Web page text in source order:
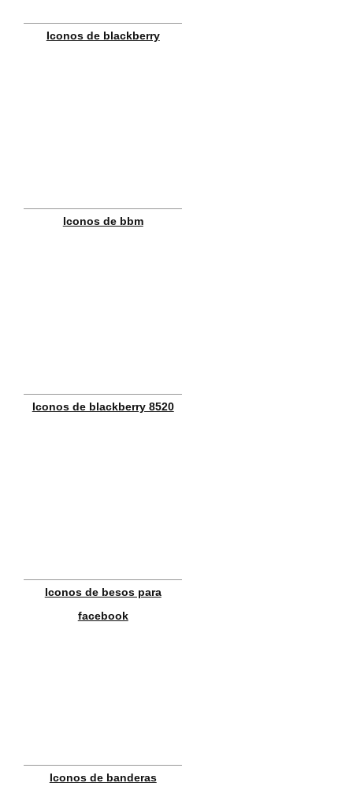
Iconos de blackberry
Iconos de bbm
Iconos de blackberry 8520
Iconos de besos para
facebook
Iconos de banderas